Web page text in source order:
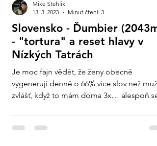
Slovensko - Ďumbier (2043m)
- "tortura" a reset hlavy v
Nízkých Tatrách
Je moc fajn vědět, že ženy obecně
vygenerují denně o 66% více slov než
zvlášť, když to mám doma 3x… alespoň se
Mike Stehlik
13. 3. 2023
Minut čtení: 3